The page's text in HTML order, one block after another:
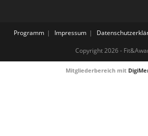
Programm Impressum
Copyright 2026 -
Mitgliederbereich mit